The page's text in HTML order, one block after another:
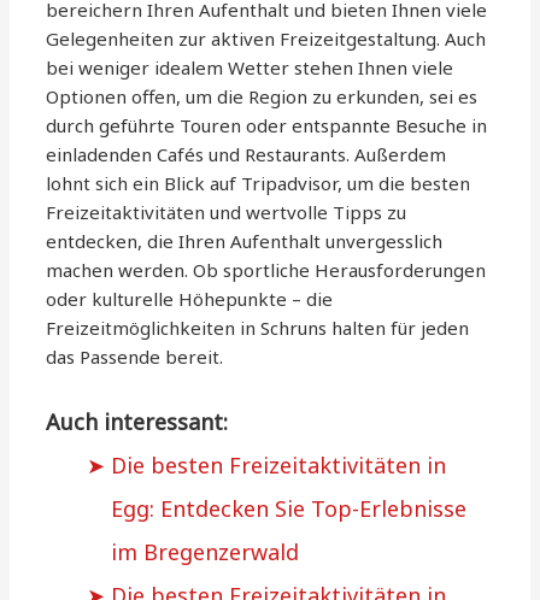
bereichern Ihren Aufenthalt und bieten Ihnen viele
Gelegenheiten zur aktiven Freizeitgestaltung. Auch
bei weniger idealem Wetter stehen Ihnen viele
Optionen offen, um die Region zu erkunden, sei es
durch geführte Touren oder entspannte Besuche in
einladenden Cafés und Restaurants. Außerdem
lohnt sich ein Blick auf Tripadvisor, um die besten
Freizeitaktivitäten und wertvolle Tipps zu
entdecken, die Ihren Aufenthalt unvergesslich
machen werden. Ob sportliche Herausforderungen
oder kulturelle Höhepunkte – die
Freizeitmöglichkeiten in Schruns halten für jeden
das Passende bereit.
Auch interessant:
Die besten Freizeitaktivitäten in
Egg: Entdecken Sie Top-Erlebnisse
im Bregenzerwald